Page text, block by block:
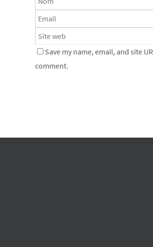
Save my name, email, and site
comment.